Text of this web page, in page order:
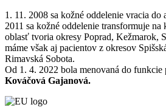
1. 11. 2008 sa kožné oddelenie vracia do
2011 sa kožné oddelenie transformuje na
oblasť tvoria okresy Poprad, Kežmarok,
máme však aj pacientov z okresov
Rimavská Sobota.
Od 1. 4. 2022 bola menovaná do funkcie
Kováčová Gajanová.